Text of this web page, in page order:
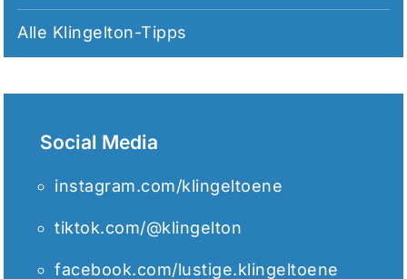
Alle Klingelton-Tipps
Social Media
instagram.com/klingeltoene
tiktok.com/@klingelton
facebook.com/lustige.klingeltoene